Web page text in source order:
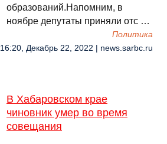
образований.Напомним, в
ноябре депутаты приняли отс …
Политика
16:20, Декабрь 22, 2022 | news.sarbc.ru
В Хабаровском крае
чиновник умер во время
совещания